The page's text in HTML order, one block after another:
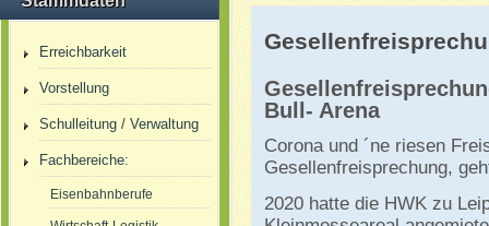
Erreichbarkeit
Vorstellung
Schulleitung / Verwaltung
Fachbereiche:
Eisenbahnberufe
Bull- Arena
Corona und ´ne riesen
Gesellenfreisprechung,
2020 hatte die HWK zu